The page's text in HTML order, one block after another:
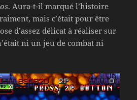
. Aura-t-il marqué l’histoire
mais c’était pour être
d’assez délicat à réaliser sur
ni un jeu de combat ni